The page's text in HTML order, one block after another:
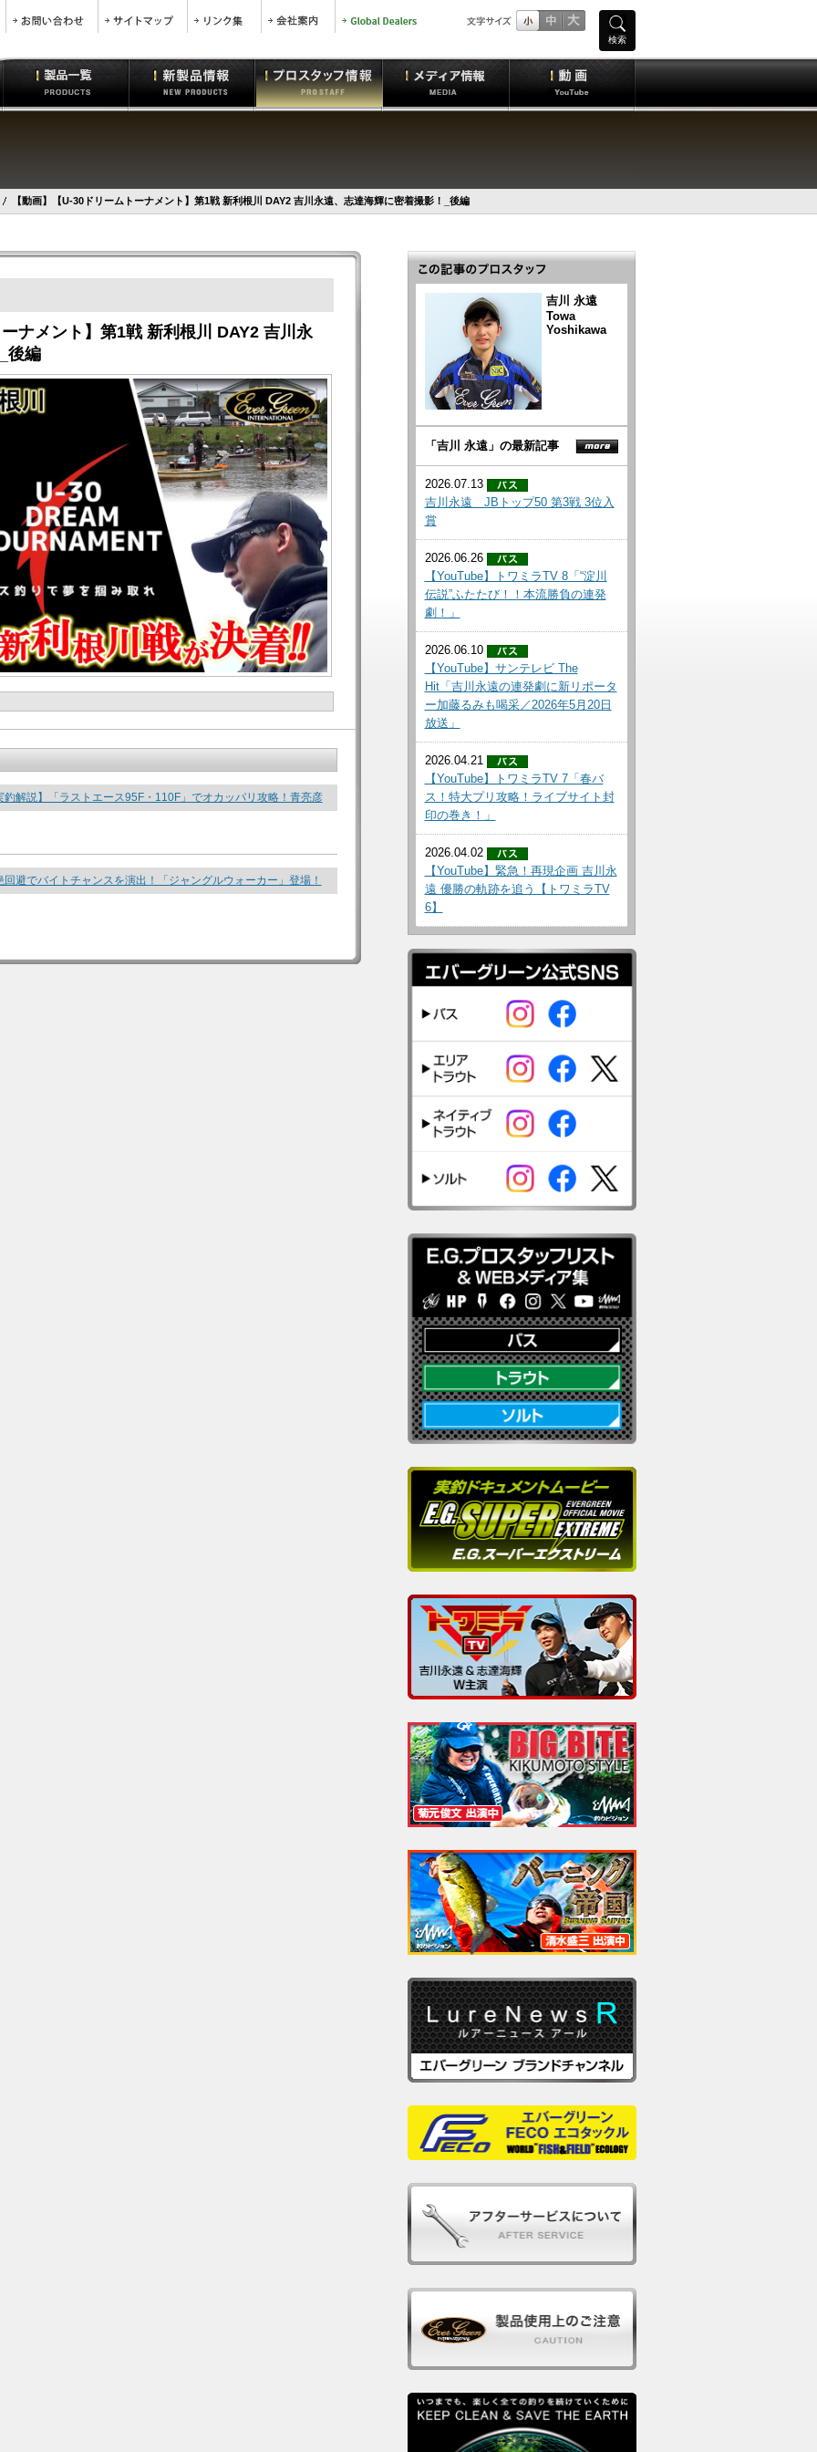
検索
【動画】【U-30ドリームトーナメント】第1戦 新利根川 DAY2 吉川永遠、志達海輝に密着撮影！_後編
ナメント】第1戦 新利根川 DAY2 吉川永
後編
釣解説】「ラストエース95F・110F」でオカッパリ攻略！青亮彦
回避でバイトチャンスを演出！「ジャングルウォーカー」登場！
吉川 永遠
Towa
Yoshikawa
「吉川 永遠」の最新記事
2026.07.13
吉川永遠 JBトップ50 第3戦 3位入
賞
2026.06.26
【YouTube】トワミラTV 8「“淀川
伝説”ふたたび！！本流勝負の連発
劇！」
2026.06.10
【YouTube】サンテレビ The
Hit「吉川永遠の連発劇に新リポータ
ー加藤るみも喝采／2026年5月20日
放送」
2026.04.21
【YouTube】トワミラTV 7「春バ
ス！特大プリ攻略！ライブサイト封
印の巻き！」
2026.04.02
【YouTube】緊急！再現企画 吉川永
遠 優勝の軌跡を追う【トワミラTV
6】